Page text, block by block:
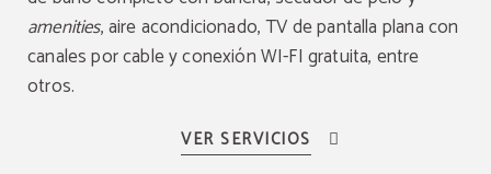
amenities, aire acondicionado, TV de pantalla plana con
canales por cable y conexión WI-FI gratuita, entre
otros.